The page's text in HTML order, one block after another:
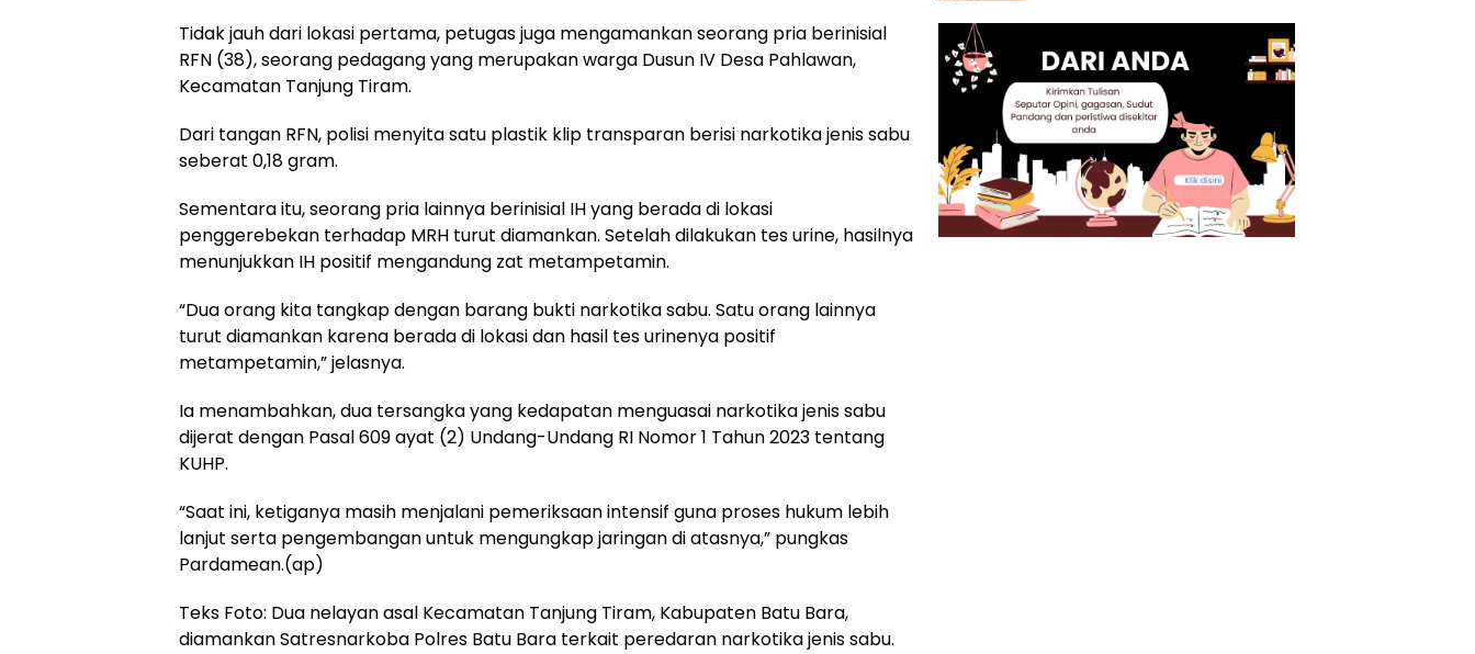
Tidak jauh dari lokasi pertama, petugas juga mengamankan seorang pria berinisial
RFN (38), seorang pedagang yang merupakan warga Dusun IV Desa Pahlawan,
Kecamatan Tanjung Tiram.
Dari tangan RFN, polisi menyita satu plastik klip transparan berisi narkotika jenis sabu
seberat 0,18 gram.
Sementara itu, seorang pria lainnya berinisial IH yang berada di lokasi
penggerebekan terhadap MRH turut diamankan. Setelah dilakukan tes urine, hasilnya
menunjukkan IH positif mengandung zat metampetamin.
“Dua orang kita tangkap dengan barang bukti narkotika sabu. Satu orang lainnya
turut diamankan karena berada di lokasi dan hasil tes urinenya positif
metampetamin,” jelasnya.
Ia menambahkan, dua tersangka yang kedapatan menguasai narkotika jenis sabu
dijerat dengan Pasal 609 ayat (2) Undang-Undang RI Nomor 1 Tahun 2023 tentang
KUHP.
“Saat ini, ketiganya masih menjalani pemeriksaan intensif guna proses hukum lebih
lanjut serta pengembangan untuk mengungkap jaringan di atasnya,” pungkas
Pardamean.(ap)
Teks Foto: Dua nelayan asal Kecamatan Tanjung Tiram, Kabupaten Batu Bara,
diamankan Satresnarkoba Polres Batu Bara terkait peredaran narkotika jenis sabu.